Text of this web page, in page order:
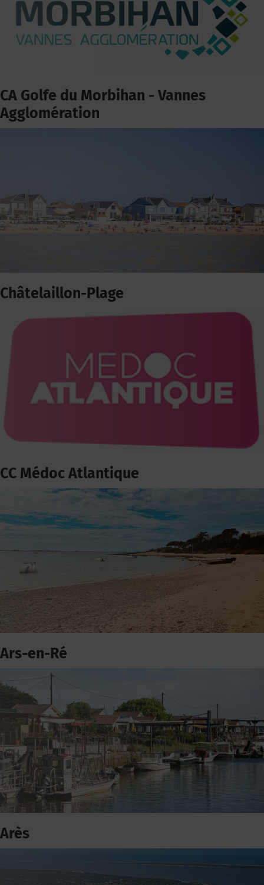
CA Golfe du Morbihan - Vannes
Agglomération
Châtelaillon-Plage
CC Médoc Atlantique
Ars-en-Ré
Arès